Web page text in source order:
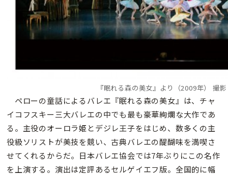
『眠れる森の美女』より（2009年） 撮
ペローの童話によるバレエ『眠れる森の美女』は、チャ
イコフスキー三大バレエの中でも最も豪華絢爛な大作であ
る。主役のオーロラ姫とデジレ王子をはじめ、数多くの主
役級ソリストが美技を競い、古典バレエの醍醐味を満喫さ
せてくれるからだ。日本バレエ協会では7年ぶりにこの名作
を上演する。演出は定評あるセルゲイエフ版。全国的に幅